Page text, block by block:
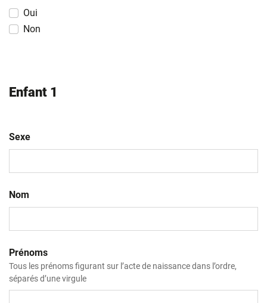
Oui
Non
Enfant 1
Sexe
Nom
Prénoms
Tous les prénoms figurant sur l’acte de naissance dans l’ordre,
séparés d’une virgule